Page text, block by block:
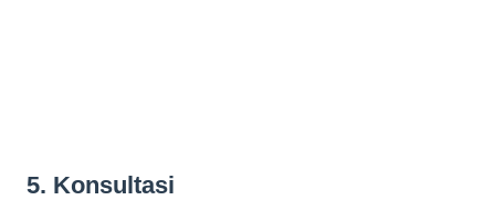
5. Konsultasi